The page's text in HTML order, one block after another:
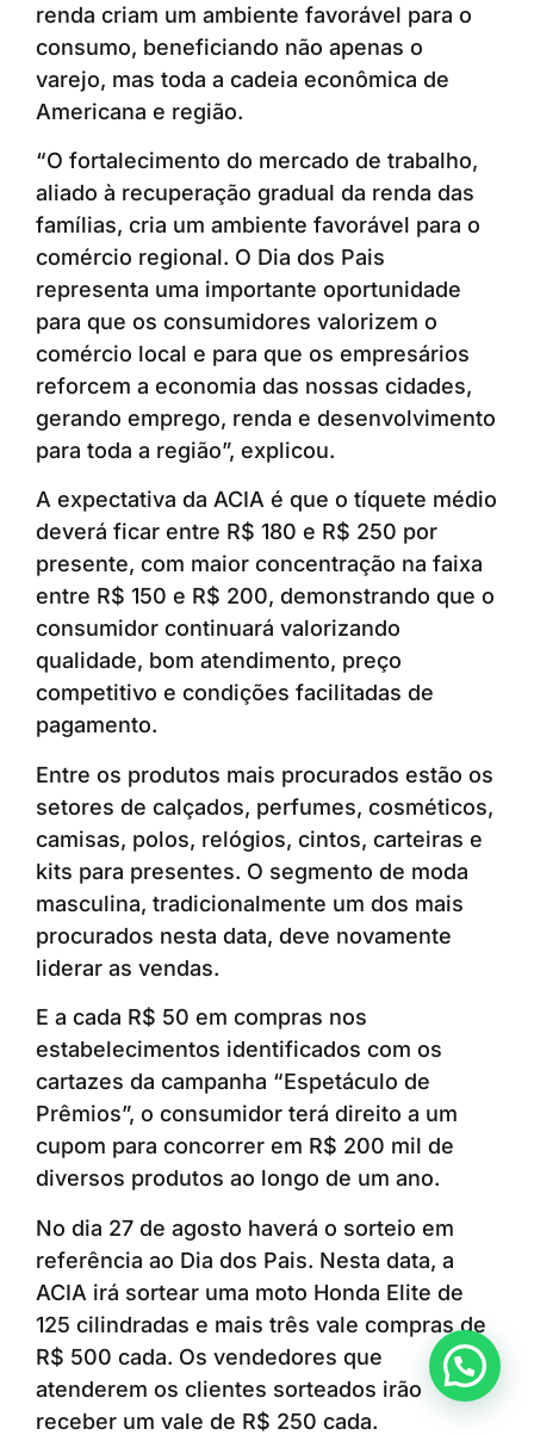
renda criam um ambiente favorável para o
consumo, beneficiando não apenas o
varejo, mas toda a cadeia econômica de
Americana e região.
“O fortalecimento do mercado de trabalho,
aliado à recuperação gradual da renda das
famílias, cria um ambiente favorável para o
comércio regional. O Dia dos Pais
representa uma importante oportunidade
para que os consumidores valorizem o
comércio local e para que os empresários
reforcem a economia das nossas cidades,
gerando emprego, renda e desenvolvimento
para toda a região”, explicou.
A expectativa da ACIA é que o tíquete médio
deverá ficar entre R$ 180 e R$ 250 por
presente, com maior concentração na faixa
entre R$ 150 e R$ 200, demonstrando que o
consumidor continuará valorizando
qualidade, bom atendimento, preço
competitivo e condições facilitadas de
pagamento.
Entre os produtos mais procurados estão os
setores de calçados, perfumes, cosméticos,
camisas, polos, relógios, cintos, carteiras e
kits para presentes. O segmento de moda
masculina, tradicionalmente um dos mais
procurados nesta data, deve novamente
liderar as vendas.
E a cada R$ 50 em compras nos
estabelecimentos identificados com os
cartazes da campanha “Espetáculo de
Prêmios”, o consumidor terá direito a um
cupom para concorrer em R$ 200 mil de
diversos produtos ao longo de um ano.
No dia 27 de agosto haverá o sorteio em
referência ao Dia dos Pais. Nesta data, a
ACIA irá sortear uma moto Honda Elite de
125 cilindradas e mais três vale compras de
R$ 500 cada. Os vendedores que
atenderem os clientes sorteados irão
receber um vale de R$ 250 cada.
Anunciar ou recomendar matéria